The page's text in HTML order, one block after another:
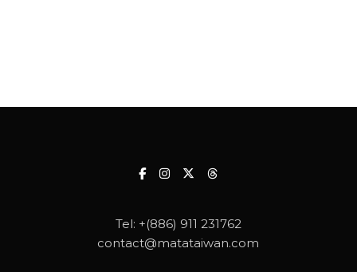
Tel: +(886) 911 231762
contact@matataiwan.com